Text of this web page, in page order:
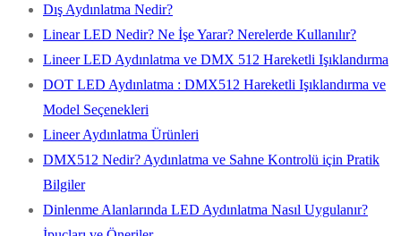
Dış Aydınlatma Nedir?
Linear LED Nedir? Ne İşe Yarar? Nerelerde Kullanılır?
Lineer LED Aydınlatma ve DMX 512 Hareketli Işıklandırma
DOT LED Aydınlatma : DMX512 Hareketli Işıklandırma ve
Model Seçenekleri
Lineer Aydınlatma Ürünleri
DMX512 Nedir? Aydınlatma ve Sahne Kontrolü için Pratik
Bilgiler
Dinlenme Alanlarında LED Aydınlatma Nasıl Uygulanır?